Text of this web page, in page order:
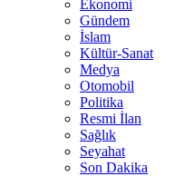
Ekonomi
Gündem
İslam
Kültür-Sanat
Medya
Otomobil
Politika
Resmi İlan
Sağlık
Seyahat
Son Dakika